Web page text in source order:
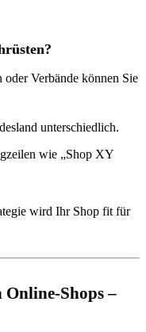
Verbände können Sie
unterschiedlich.
wie „Shop XY
wird Ihr Shop fit für
Shops –